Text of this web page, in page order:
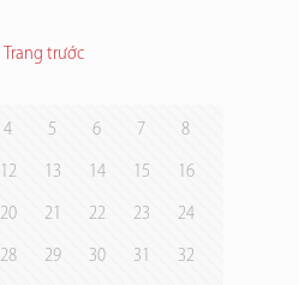
Trang trước
4 5 6 7 8
12 13 14 15 16
20 21 22 23 24
28 29 30 31 32